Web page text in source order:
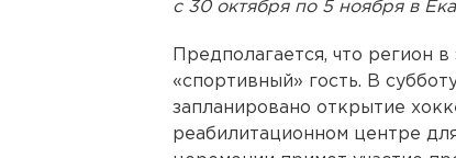
с 30 октября по 5 ноября в
Предполагается, что регион
«спортивный» гость. В
запланировано открытие
реабилитационном центре